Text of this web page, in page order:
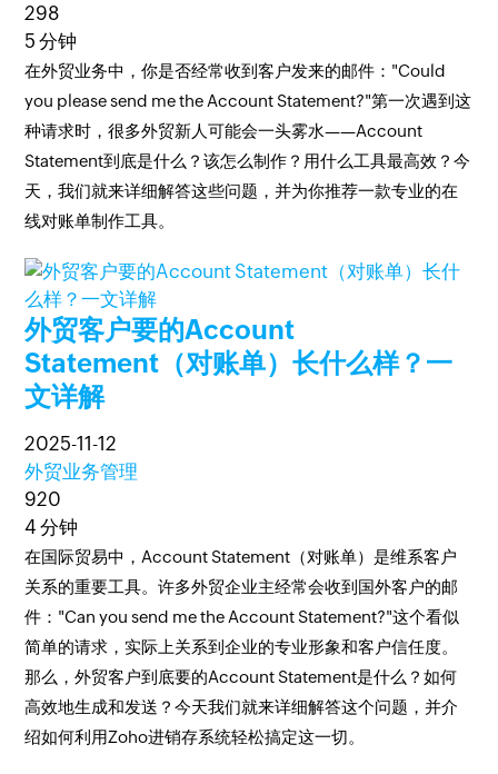
298
5 分钟
在外贸业务中，你是否经常收到客户发来的邮件："Could
you please send me the Account Statement?"第一次遇到这
种请求时，很多外贸新人可能会一头雾水——Account
Statement到底是什么？该怎么制作？用什么工具最高效？今
天，我们就来详细解答这些问题，并为你推荐一款专业的在
线对账单制作工具。
外贸客户要的Account
Statement（对账单）长什么样？一
文详解
2025-11-12
外贸业务管理
920
4 分钟
在国际贸易中，Account Statement（对账单）是维系客户
关系的重要工具。许多外贸企业主经常会收到国外客户的邮
件："Can you send me the Account Statement?"这个看似
简单的请求，实际上关系到企业的专业形象和客户信任度。
那么，外贸客户到底要的Account Statement是什么？如何
高效地生成和发送？今天我们就来详细解答这个问题，并介
绍如何利用Zoho进销存系统轻松搞定这一切。